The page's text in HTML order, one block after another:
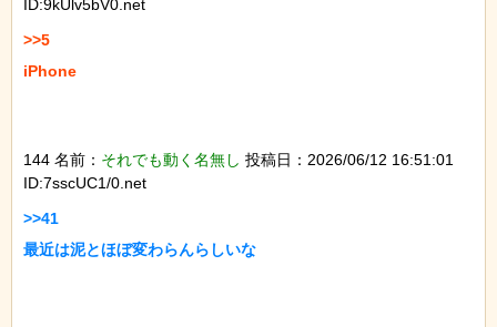
ID:9kUlv5bV0.net
>>5
iPhone
144 名前： それでも動く名無し 投稿日：2026/06/12 16:51:01
ID:7sscUC1/0.net
>>41
最近は泥とほぼ変わらんらしいな